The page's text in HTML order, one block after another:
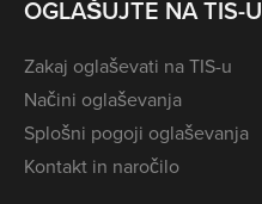
OGLAŠUJTE NA TIS-U
Zakaj oglaševati na TIS-u
Načini oglaševanja
Splošni pogoji oglaševanja
Kontakt in naročilo